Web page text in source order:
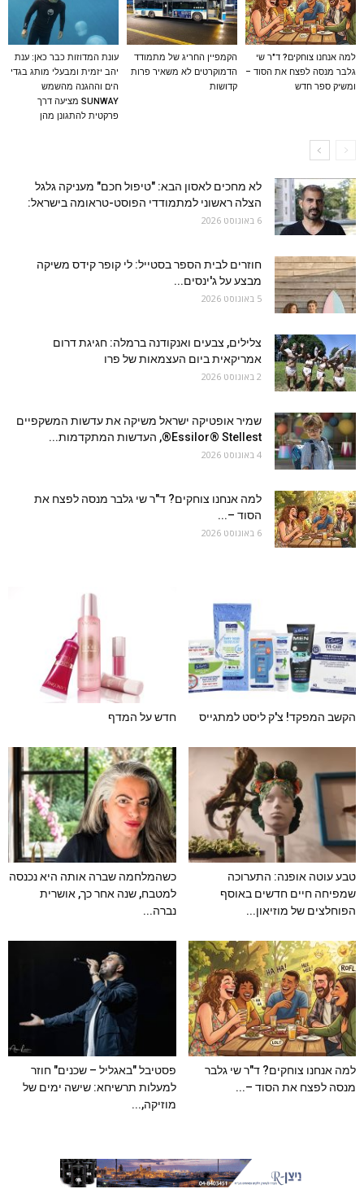
למה אנחנו צוחקים? ד"ר שי
גלבר מנסה לפצח את הסוד –
ומשיק ספר חדש
הקמפיין החריג של מתמודד
הדמוקרטים לא משאיר פרות
קדושות
עונת המדוזות כבר כאן: ענת
יהב יזמית ומבעלי מותג בגדי
הים וההגנה מהשמש
SUNWAY מציעה דרך
פרקטית להתגונן מהן
לא מחכים לאסון הבא: "טיפול חכם" מעניקה גלגל
הצלה ראשוני למתמודדי הפוסט-טראומה בישראל:
6 באוגוסט 2026
חוזרים לבית הספר בסטייל: לי קופר קידס משיקה
מבצע על ג'ינסים...
5 באוגוסט 2026
צלילים, צבעים ואנקודנה ברמלה: חגיגת דרום
אמריקאית ביום העצמאות של פרו
2 באוגוסט 2026
שמיר אופטיקה ישראל משיקה את עדשות המשקפיים
Essilor® Stellest®, העדשות המתקדמות...
4 באוגוסט 2026
למה אנחנו צוחקים? ד"ר שי גלבר מנסה לפצח את
הסוד –...
6 באוגוסט 2026
הקשב המפקד! צ'ק ליסט למתגייס חדש על המדף
טבע עוטה אופנה: התערוכה
שמפיחה חיים חדשים באוסף
הפוחלצים של מוזיאון...
כשהמלחמה שברה אותה היא נכנסה
למטבח, שנה אחר כך, אושרית
נברה...
למה אנחנו צוחקים? ד"ר שי גלבר
מנסה לפצח את הסוד –...
פסטיבל "באגליל – שכנים" חוזר
למעלות תרשיחא: שישה ימים של
מוזיקה,...